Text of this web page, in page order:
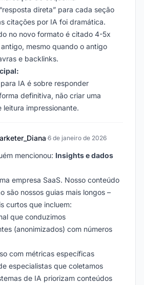
direta” para cada seção
citações por IA foi dramática.
no novo formato é citado 4-5x
mesmo quando o antigo
e backlinks.
IA é sobre responder
definitiva, não criar uma
leitura impressionante.
·6 de janeiro de 2026
mencionou: Insights e dados
empresa SaaS. Nosso conteúdo
são nossos guias mais longos –
curtos que incluem:
que conduzimos
(anonimizados) com números
com métricas específicas
especialistas que coletamos
de IA priorizam conteúdos